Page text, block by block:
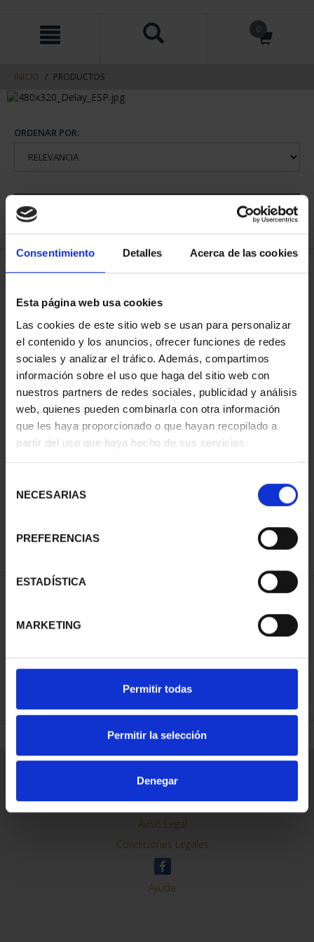
Consentimiento Detalles Acerca de las cookies
Esta página web usa cookies
Las cookies de este sitio web se usan para personalizar
el contenido y los anuncios, ofrecer funciones de redes
sociales y analizar el tráfico. Además, compartimos
información sobre el uso que haga del sitio web con
nuestros partners de redes sociales, publicidad y análisis
web, quienes pueden combinarla con otra información
que les haya proporcionado o que hayan recopilado a
partir del uso que haya hecho de sus servicios.
NECESARIAS
PREFERENCIAS
ESTADÍSTICA
MARKETING
Permitir todas
Permitir la selección
Denegar
contenido
navegacin
0
INICIO PRODUCTOS
ORDENAR POR:
1 Productos encontrados
73,00 €
REFINAR
Contacto
Preguntas Frequentes (FAQs)
Aviso Legal
Condiciones Legales
Ayuda